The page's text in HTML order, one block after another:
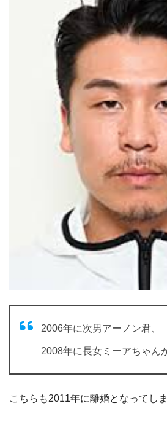
2006年に次男アーノン君、
2008年に長女ミーアちゃん
こちらも2011年に離婚となってし